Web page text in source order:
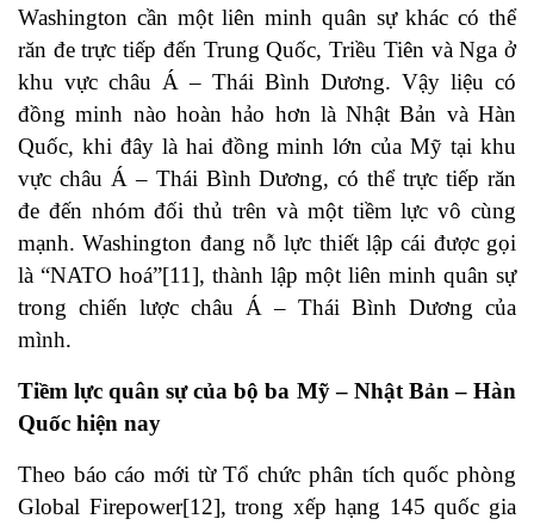
Washington cần một liên minh quân sự khác có thể
răn đe trực tiếp đến Trung Quốc, Triều Tiên và Nga ở
khu vực châu Á – Thái Bình Dương. Vậy liệu có
đồng minh nào hoàn hảo hơn là Nhật Bản và Hàn
Quốc, khi đây là hai đồng minh lớn của Mỹ tại khu
vực châu Á – Thái Bình Dương, có thể trực tiếp răn
đe đến nhóm đối thủ trên và một tiềm lực vô cùng
mạnh. Washington đang nỗ lực thiết lập cái được gọi
là “NATO hoá”[11], thành lập một liên minh quân sự
trong chiến lược châu Á – Thái Bình Dương của
mình.
Tiềm lực quân sự của bộ ba Mỹ – Nhật Bản – Hàn
Quốc hiện nay
Theo báo cáo mới từ Tổ chức phân tích quốc phòng
Global Firepower[12], trong xếp hạng 145 quốc gia